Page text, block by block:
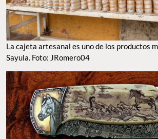
La cajeta artesanal es uno de los productos
Sayula. Foto: JRomero04